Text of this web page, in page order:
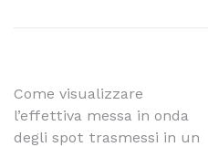
Come visualizzare
l’effettiva messa in onda
degli spot trasmessi in un